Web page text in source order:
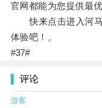
官网都能为您提供最
快来点击进入河马
体验吧！。
#37#
评论
游客